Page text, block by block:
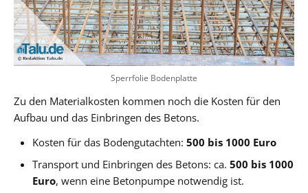
Sperrfolie Bodenplatte
Zu den Materialkosten kommen noch die Kosten für den
Aufbau und das Einbringen des Betons.
Kosten für das Bodengutachten:500 bis 1000 Euro
Transport und Einbringen des Betons: ca.500 bis 1000
Euro, wenn eine Betonpumpe notwendig ist.